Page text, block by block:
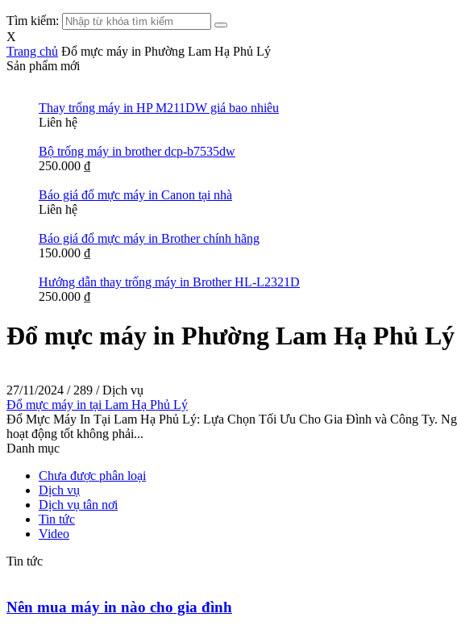
Tìm kiếm:
X
Trang chủ Đổ mực máy in Phường Lam Hạ Phủ Lý
Sản phẩm mới
Thay trống máy in HP M211DW giá bao nhiêu
Liên hệ
Bộ trống máy in brother dcp-b7535dw
250.000 ₫
Báo giá đổ mực máy in Canon tại nhà
Liên hệ
Báo giá đổ mực máy in Brother chính hãng
150.000 ₫
Hướng dẫn thay trống máy in Brother HL-L2321D
250.000 ₫
Đổ mực máy in Phường Lam Hạ Phủ Lý
27/11/2024 / 289 /Dịch vụ
Đổ mực máy in tại Lam Hạ Phủ Lý
Đổ Mực Máy In Tại Lam Hạ Phủ Lý: Lựa Chọn Tối Ưu Cho Gia Đình và Công Ty.
hoạt động tốt không phải...
Danh mục
Chưa được phân loại
Dịch vụ
Dịch vụ tân nơi
Tin tức
Video
Tin tức
Nên mua máy in nào cho gia đình